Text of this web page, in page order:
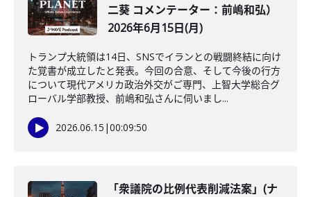
二葵 コメンテーター：前嶋和弘）
2026年6月15日(月)
トランプ大統領は14日、SNSでイランとの戦闘終結に向け
た覚書が成立したと発表。今回の合意、そして今後の行方
について現代アメリカ政治外交がご専門、上智大学総合グ
ローバル学部教授、前嶋和弘さんに伺いまし...
2026.06.15 |00:09:50
「衆議院の比例代表削減法案」(ナ